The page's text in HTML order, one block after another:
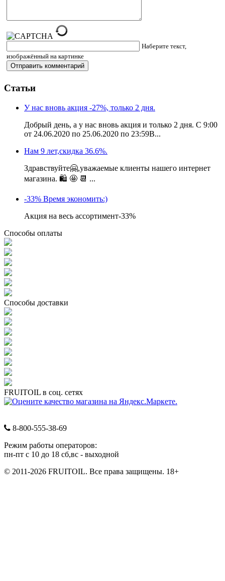
Наберите текст,
изображённый на картинке
Статьи
У нас вновь акция -27%, только 2 дня.
Добрый день, а у нас вновь акция и только 2 дня. С 9:00
от 24.06.2020 по 25.06.2020 по 23:59В...
Нам 9 лет,скидка 36.6%.
Здравствуйте🤗,уважаемые клиенты нашего интернет
магазина. 🛍 🤩 📆 ...
-33% Время экономить:)
Акция на весь ассортимент-33%
Способы оплаты
Способы доставки
FRUITOIL в соц. сетях
8-800-555-38-69
Режим работы операторов:
пн-пт с 10 до 18 сб,вс - выходной
© 2011-2026 FRUITOIL. Все права защищены. 18+